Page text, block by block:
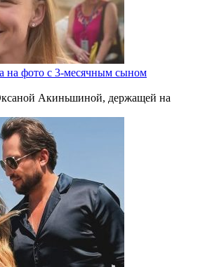
на фото с 3-месячным сыном
Акиньшиной, держащей на